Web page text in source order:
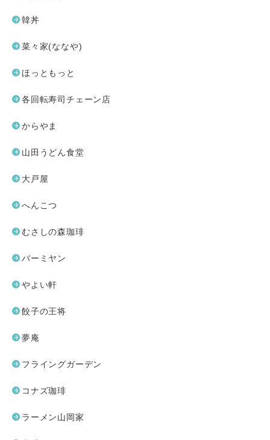
韓丼
菜々家(ななや)
ほっともっと
各回転寿司チェーン店
からやま
山田うどん食堂
大戸屋
へんこつ
むさしの森珈琲
バーミヤン
やよい軒
餃子の王将
夢庵
フライングガーデン
コナズ珈琲
ラーメン山岡家